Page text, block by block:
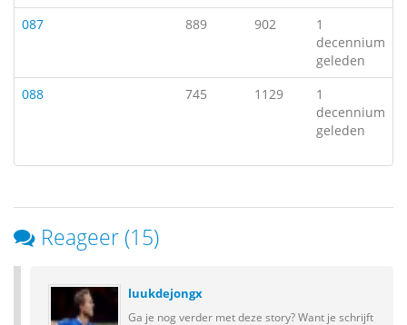
087
889 902
1
decennium
geleden
088
745 1129
1
decennium
geleden
Reageer (15)
luukdejongx
Ga je nog verder met deze story? Want je schrijft